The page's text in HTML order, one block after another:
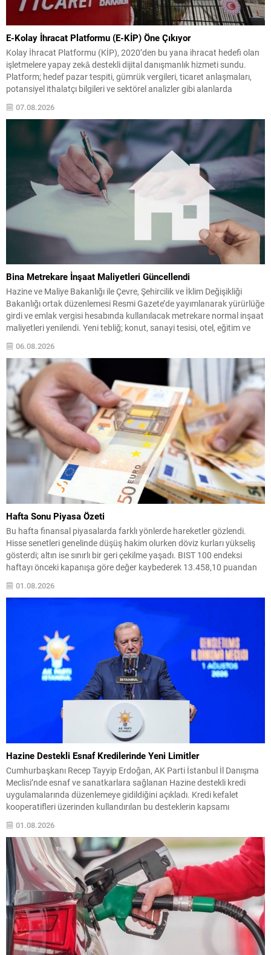
E-Kolay İhracat Platformu (E-KİP) Öne Çıkıyor
Kolay İhracat Platformu (KİP), 2020’den bu yana ihracat hedefi olan
işletmelere yapay zekâ destekli dijital danışmanlık hizmeti sundu.
Platform; hedef pazar tespiti, gümrük vergileri, ticaret anlaşmaları,
potansiyel ithalatçı bilgileri ve sektörel analizler gibi alanlarda
Bakanlığı tarafından geliştirilen ve KİP deneyimi üzerine...
07.08.2026
Bina Metrekare İnşaat Maliyetleri Güncellendi
Hazine ve Maliye Bakanlığı ile Çevre, Şehircilik ve İklim Değişikliği
Bakanlığı ortak düzenlemesi Resmi Gazete’de yayımlanarak yürürlüğe
girdi ve emlak vergisi hesabında kullanılacak metrekare normal inşaat
maliyetleri yenilendi. Yeni tebliğ; konut, sanayi tesisi, otel, eğitim ve
sağlık yapıları gibi çok sayıda bina türünün esas alınacak maliyetlerini
belirliyor. Bu düzenlemeyle, 2027...
06.08.2026
Hafta Sonu Piyasa Özeti
Bu hafta finansal piyasalarda farklı yönlerde hareketler gözlendi.
Hisse senetleri genelinde düşüş hakim olurken döviz kurları yükseliş
gösterdi; altın ise sınırlı bir geri çekilme yaşadı. BIST 100 endeksi
haftayı önceki kapanışa göre değer kaybederek 13.458,10 puandan
tamamladı. Endeks hafta içinde en düşük 13.216,16, en yüksek
14.085,39 puanı gördü ve toplamda...
01.08.2026
Hazine Destekli Esnaf Kredilerinde Yeni Limitler
Cumhurbaşkanı Recep Tayyip Erdoğan, AK Parti İstanbul İl Danışma
Meclisi’nde esnaf ve sanatkarlara sağlanan Hazine destekli kredi
uygulamalarında düzenlemeye gidildiğini açıkladı. Kredi kefalet
kooperatifleri üzerinden kullandırılan bu desteklerin kapsamı
Temmuz 2026 tarihinden itibaren yeni uygulama yürürlüğe girdi;
böylece esnafın finansmana erişiminde üst limitler...
01.08.2026